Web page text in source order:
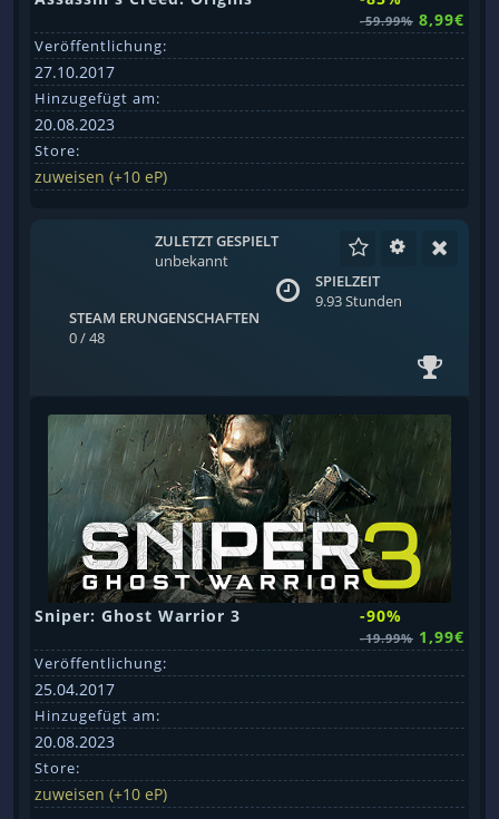
-59.99% 8,99€
Veröffentlichung:
27.10.2017
Hinzugefügt am:
20.08.2023
Store:
zuweisen (+10 eP)
ZULETZT GESPIELT
unbekannt
SPIELZEIT
9.93 Stunden
STEAM ERUNGENSCHAFTEN
0 / 48
Sniper: Ghost Warrior 3 -90%
-19.99% 1,99€
Veröffentlichung:
25.04.2017
Hinzugefügt am:
20.08.2023
Store:
zuweisen (+10 eP)